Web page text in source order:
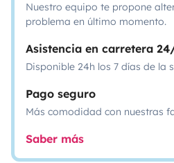
Nuestro equipo te propone
problema en último momento.
Asistencia en carretera
Disponible 24h los 7 días de la
Pago seguro
Más comodidad con nuestras
Saber más